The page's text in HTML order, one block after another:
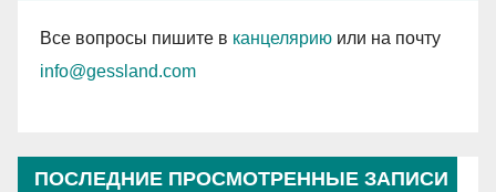
Все вопросы пишите в канцелярию или на почту
info@gessland.com
ПОСЛЕДНИЕ ПРОСМОТРЕННЫЕ ЗАПИСИ